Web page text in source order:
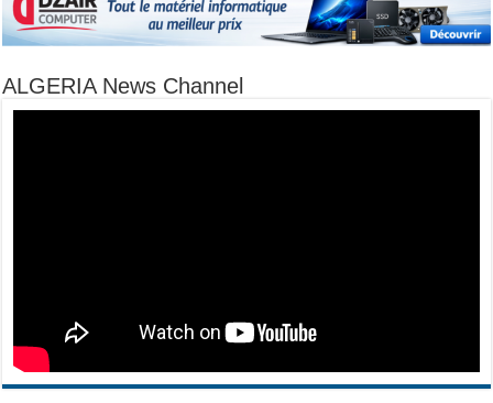
ALGERIA News Channel